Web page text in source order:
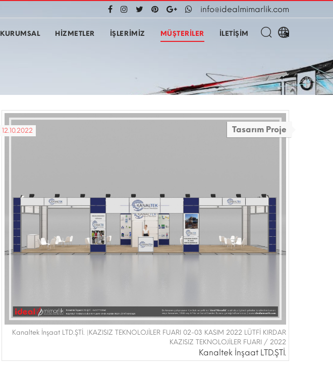
info@idealmimarlik.com
KURUMSAL HİZMETLER İŞLERİMİZ MÜŞTERİLER İLETİŞİM
Tasarım Proje
12.10.2022
Kanaltek İnşaat LTD.ŞTİ. |KAZISIZ TEKNOLOJİLER FUARI 02-03 KASIM 2022 LÜTFİ KIRDAR
KAZISIZ TEKNOLOJİLER FUARI / 2022
Kanaltek İnşaat LTD.ŞTİ.